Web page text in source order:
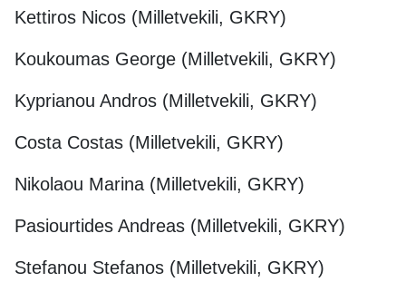
Kettiros Nicos (Milletvekili, GKRY)
Koukoumas George (Milletvekili, GKRY)
Kyprianou Andros (Milletvekili, GKRY)
Costa Costas (Milletvekili, GKRY)
Nikolaou Marina (Milletvekili, GKRY)
Pasiourtides Andreas (Milletvekili, GKRY)
Stefanou Stefanos (Milletvekili, GKRY)